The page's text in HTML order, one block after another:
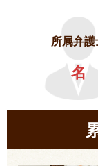
所属弁護
名